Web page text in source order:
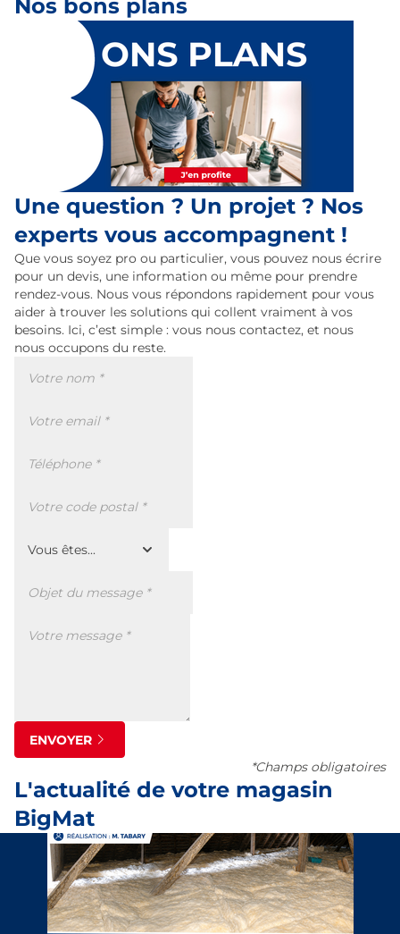
Nos bons plans
Une question ? Un projet ? Nos
experts vous accompagnent !
Que vous soyez pro ou particulier, vous pouvez nous écrire
pour un devis, une information ou même pour prendre
rendez-vous. Nous vous répondons rapidement pour vous
aider à trouver les solutions qui collent vraiment à vos
besoins. Ici, c’est simple : vous nous contactez, et nous
nous occupons du reste.
ENVOYER
*Champs obligatoires
L'actualité de votre magasin
BigMat